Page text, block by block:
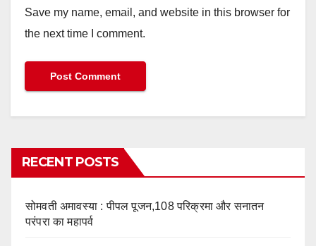
Save my name, email, and website in this browser for
the next time I comment.
RECENT POSTS
सोमवती अमावस्या : पीपल पूजन,108 परिक्रमा और सनातन
परंपरा का महापर्व